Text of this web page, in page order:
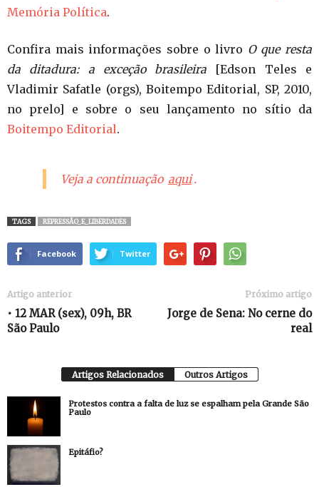
Memória Política.
Confira mais informações sobre o livro O que resta
da ditadura: a exceção brasileira [Edson Teles e
Vladimir Safatle (orgs), Boitempo Editorial, SP, 2010,
no prelo] e sobre o seu lançamento no sítio da
Boitempo Editorial.
Veja a continuação aqui .
TAGS REPRESSÃO_E_LIBERDADES
Facebook Twitter
Artigo anterior
• 12 MAR (sex), 09h, BR
São Paulo
Próximo artigo
Jorge de Sena: No cerne do
real
Artigos Relacionados Outros Artigos
Protestos contra a falta de luz se espalham pela Grande São
Paulo
Epitáfio?